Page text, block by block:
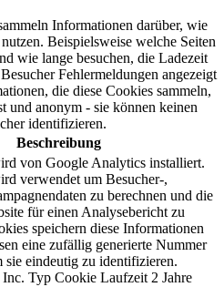
Informationen darüber, wie
Beispielsweise welche Seiten
wie lange besuchen, die Ladezeit
Fehlermeldungen angezeigt
die diese Cookies sammeln,
und anonym - sie können keinen
identifizieren.
Beschreibung
von Google Analytics installiert.
verwendet um Besucher-,
zu berechnen und die
für einen Analysebericht zu
speichern diese Informationen
eine zufällig generierte Nummer
sie eindeutig zu identifizieren.
Typ Cookie Laufzeit 2 Jahre